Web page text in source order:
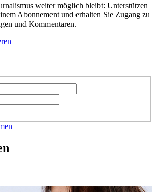
weiter möglich bleibt: Unterstützen
Abonnement und erhalten Sie Zugang zu
und Kommentaren.